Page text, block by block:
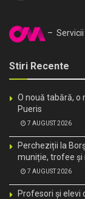
–
Stiri Recente
O nouă tabără, o
Pueris
7 AUGUST 2026
Percheziții la
muniție, trofee și
7 AUGUST 2026
Profesori și elevi